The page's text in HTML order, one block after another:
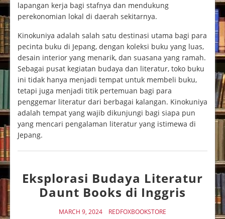
lapangan kerja bagi stafnya dan mendukung
perekonomian lokal di daerah sekitarnya.
Kinokuniya adalah salah satu destinasi utama bagi para
pecinta buku di Jepang, dengan koleksi buku yang luas,
desain interior yang menarik, dan suasana yang ramah.
Sebagai pusat kegiatan budaya dan literatur, toko buku
ini tidak hanya menjadi tempat untuk membeli buku,
tetapi juga menjadi titik pertemuan bagi para
penggemar literatur dari berbagai kalangan. Kinokuniya
adalah tempat yang wajib dikunjungi bagi siapa pun
yang mencari pengalaman literatur yang istimewa di
Jepang.
Eksplorasi Budaya Literatur
Daunt Books di Inggris
MARCH 9, 2024 REDFOXBOOKSTORE